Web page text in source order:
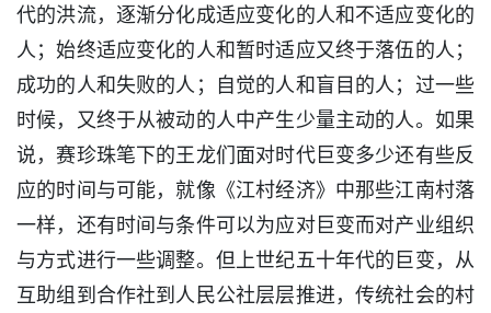
代的洪流，逐渐分化成适应变化的人和不适应变化的
人；始终适应变化的人和暂时适应又终于落伍的人；
成功的人和失败的人；自觉的人和盲目的人；过一些
时候，又终于从被动的人中产生少量主动的人。如果
说，赛珍珠笔下的王龙们面对时代巨变多少还有些反
应的时间与可能，就像《江村经济》中那些江南村落
一样，还有时间与条件可以为应对巨变而对产业组织
与方式进行一些调整。但上世纪五十年代的巨变，从
互助组到合作社到人民公社层层推进，传统社会的村